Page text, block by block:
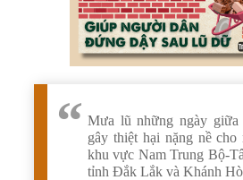
Mưa lũ những ngày giữa
gây thiệt hại nặng nề cho
khu vực Nam Trung Bộ-
tỉnh Đắk Lắk và Khánh